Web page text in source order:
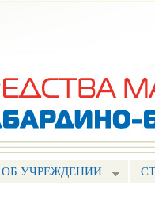
ОБ УЧРЕЖДЕНИИ